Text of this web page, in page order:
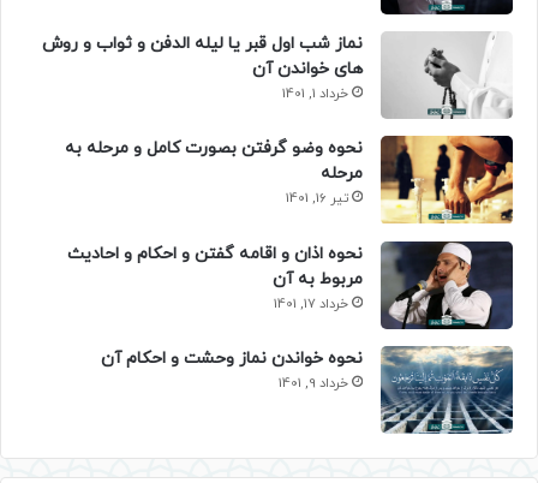
نماز شب اول قبر یا لیله الدفن و ثواب و روش
های خواندن آن
خرداد 1, 1401
نحوه وضو گرفتن بصورت کامل و مرحله به
مرحله
تیر 16, 1401
نحوه اذان و اقامه گفتن و احکام و احادیث
مربوط به آن
خرداد 17, 1401
نحوه خواندن نماز وحشت و احکام آن
خرداد 9, 1401